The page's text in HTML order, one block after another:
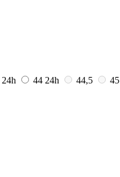
24h 44 24h 44,5
45